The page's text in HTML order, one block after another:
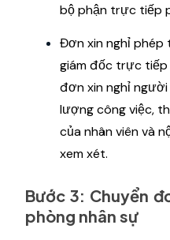
bộ phận trực tiếp
Đơn xin nghỉ
giám đốc trực tiếp
đơn xin nghỉ
lượng công việc,
của nhân viên và
xem xét.
Bước 3: Chuyển
phòng nhân sự